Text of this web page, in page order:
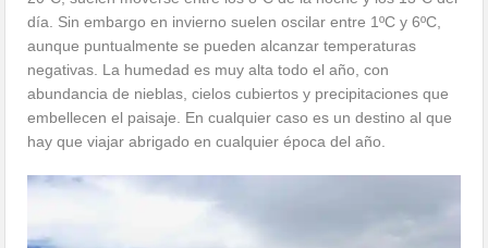
día. Sin embargo en invierno suelen oscilar entre 1ºC y 6ºC,
aunque puntualmente se pueden alcanzar temperaturas
negativas. La humedad es muy alta todo el año, con
abundancia de nieblas, cielos cubiertos y precipitaciones que
embellecen el paisaje. En cualquier caso es un destino al que
hay que viajar abrigado en cualquier época del año.